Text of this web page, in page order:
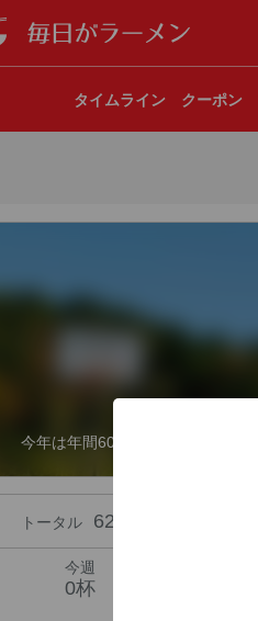
タイムライン クーポン
今年は年間60杯に抑える！
トータル 627杯
今週
0杯